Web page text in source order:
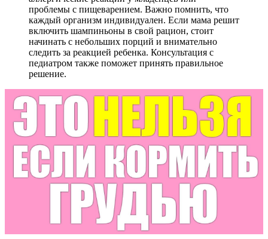
проблемы с пищеварением. Важно помнить, что
каждый организм индивидуален. Если мама решит
включить шампиньоны в свой рацион, стоит
начинать с небольших порций и внимательно
следить за реакцией ребенка. Консультация с
педиатром также поможет принять правильное
решение.